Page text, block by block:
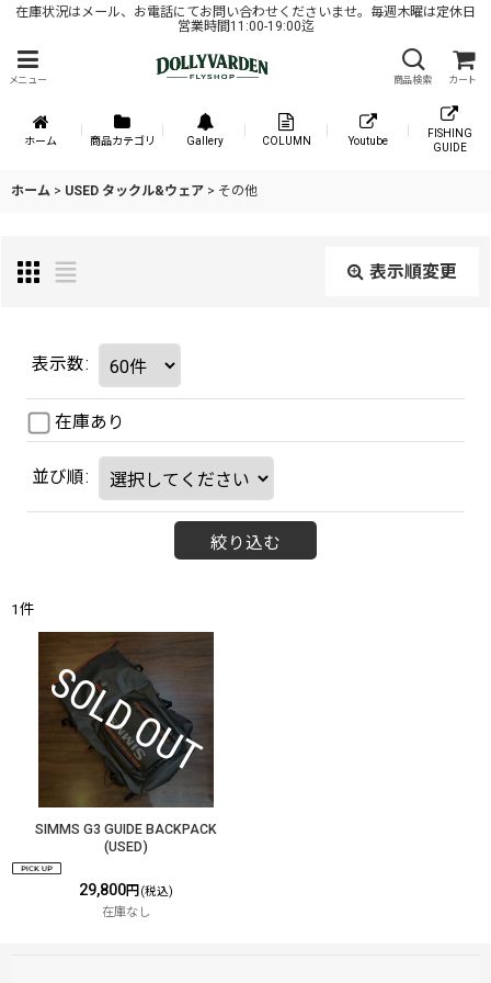
在庫状況はメール、お電話にてお問い合わせくださいませ。毎週木曜は定休日
営業時間11:00-19:00迄
メニュー 商品検索 カート
ホーム 商品カテゴリ Gallery COLUMN Youtube
FISHING
GUIDE
ホーム > USED タックル&ウェア > その他
表示順変更
表示数:
在庫あり
並び順:
絞り込む
1件
SIMMS G3 GUIDE BACKPACK
(USED)
29,800円 (税込)
在庫なし